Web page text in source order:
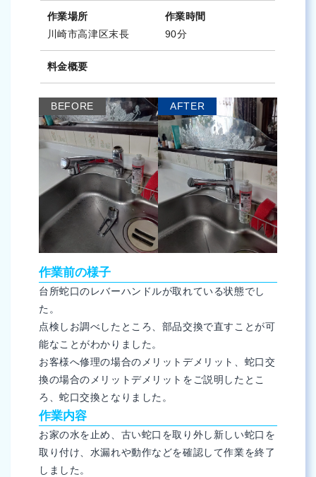
作業場所
川崎市高津区末長
作業時間
90分
料金概要
BEFORE AFTER
作業前の様子
台所蛇口のレバーハンドルが取れている状態でし
た。
点検しお調べしたところ、部品交換で直すことが可
能なことがわかりました。
お客様へ修理の場合のメリットデメリット、蛇口交
換の場合のメリットデメリットをご説明したとこ
ろ、蛇口交換となりました。
作業内容
お家の水を止め、古い蛇口を取り外し新しい蛇口を
取り付け、水漏れや動作などを確認して作業を終了
しました。